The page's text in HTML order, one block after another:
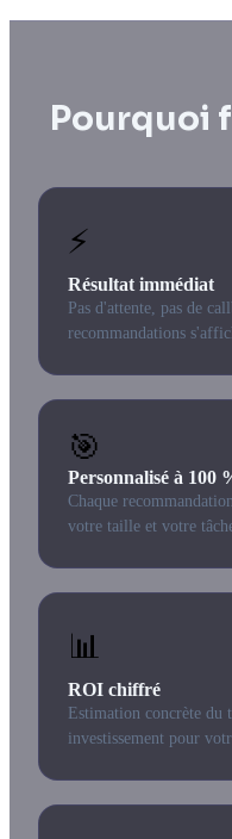
Pourquoi
⚡
Résultat immédiat
Pas d'attente, pas de
recommandations
🎯
Personnalisé à 100
Chaque
votre taille et votre
📊
ROI chiffré
Estimation concrète du
investissement pour